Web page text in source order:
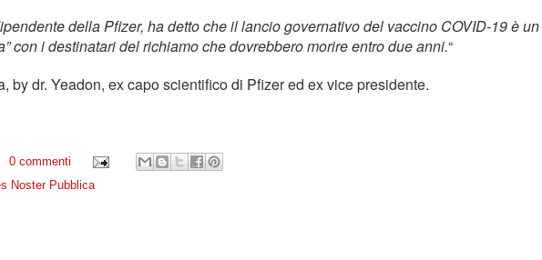
della Pfizer, ha detto che il lancio governativo del vaccino COVID-19 è
con i destinatari del richiamo che dovrebbero morire entro due anni.“
by dr. Yeadon, ex capo scientifico di Pfizer ed ex vice presidente.
0 commenti
Noster Pubblica